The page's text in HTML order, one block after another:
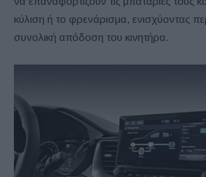
κύλιση ή το φρενάρισμα, ενισχύοντας
συνολική απόδοση του κινητήρα.